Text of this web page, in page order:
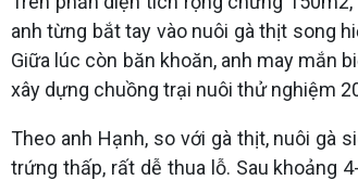
anh từng bắt tay vào nuôi gà thịt song
Giữa lúc còn băn khoăn, anh may mắn
xây dựng chuồng trại nuôi thử nghiệm
Theo anh Hạnh, so với gà thịt, nuôi gà
trứng thấp, rất dễ thua lỗ. Sau khoảng